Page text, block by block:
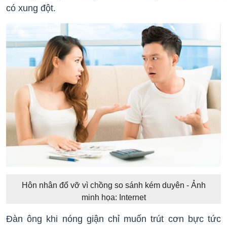
có xung đột.
Hôn nhân đổ vỡ vì chồng so sánh kém duyên - Ảnh
minh họa: Internet
Đàn ông khi nóng giận chỉ muốn trút cơn bực tức